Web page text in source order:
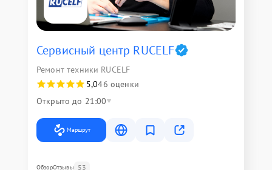
Сервисный центр RUCELF
Ремонт техники RUCELF
5,046 оценки
Открыто до 21:00
Маршрут
ОбзорОтзывы 53